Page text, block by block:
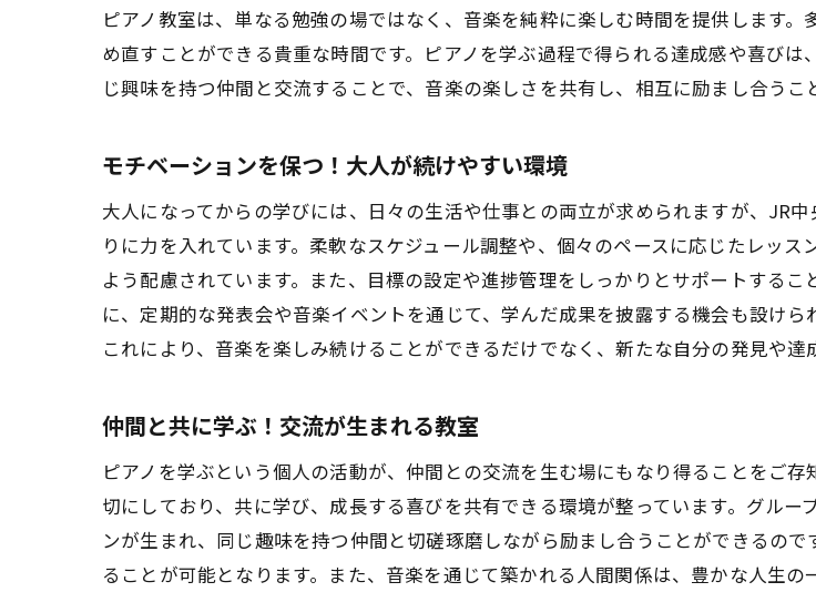
教えるプロの講師陣が魅力
アットホームな雰囲気が安心感を提供
適切なレベルでスタートする方法
柔軟なカリキュラムが大人気！JR中央線
目的に合わせたオーダーメイドレッ
短期集中コースで効率よく学ぶ
長期的な趣味の育成に最適なプログ
音楽理論から実技まで幅広く対応
日常に音楽を取り入れる大人向けピアノ
日々の生活に音楽を取り入れるアイ
ピアノを通じたリラクゼーション
ピアノ教室は、単なる勉強の場ではなく、音楽を純粋に楽しむ時間を提供します
め直すことができる貴重な時間です。ピアノを学ぶ過程で得られる達成感や喜び
じ興味を持つ仲間と交流することで、音楽の楽しさを共有し、相互に励まし合う
モチベーションを保つ！大人が続けやすい環境
大人になってからの学びには、日々の生活や仕事との両立が求められますが、JR
りに力を入れています。柔軟なスケジュール調整や、個々のペースに応じたレッ
よう配慮されています。また、目標の設定や進捗管理をしっかりとサポートする
に、定期的な発表会や音楽イベントを通じて、学んだ成果を披露する機会も設け
これにより、音楽を楽しみ続けることができるだけでなく、新たな自分の発見や達
仲間と共に学ぶ！交流が生まれる教室
ピアノを学ぶという個人の活動が、仲間との交流を生む場にもなり得ることをご
切にしており、共に学び、成長する喜びを共有できる環境が整っています。グル
ンが生まれ、同じ趣味を持つ仲間と切磋琢磨しながら励まし合うことができるの
ることが可能となります。また、音楽を通じて築かれる人間関係は、豊かな人生
お申し込みはこちら
お申し込みはこちら